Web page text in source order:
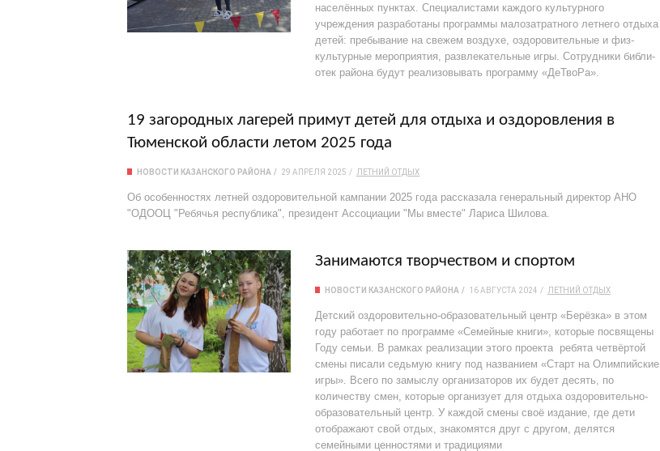
населённых пунктах. Специалистами каждого куль­турного
учреждения разработаны программы малозатратного летне­го отдыха
детей: пребывание на свежем воздухе, оздоровительные и физ­
культурные мероприятия, развле­кательные игры. Сотрудники библи­
отек района будут реализовывать программу «ДеТвоРа».
19 загородных лагерей примут детей для отдыха и оздоровления в
Тюменской области летом 2025 года
НОВОСТИ КАЗАНСКОГО РАЙОНА 29 АПРЕЛЯ 2025 ЛЕТНИЙ ОТДЫХ
Об особенностях летней оздоровительной кампании 2025 года рассказала генеральный директор АНО
"ОДООЦ "Ребячья республика", президент Ассоциации "Мы вместе" Лариса Шилова.
Занимаются творчеством и спортом
НОВОСТИ КАЗАНСКОГО РАЙОНА 16 АВГУСТА 2024 ЛЕТНИЙ ОТДЫХ
Детский оздоровительно-образовательный центр «Берёзка» в этом
году работает по программе «Семейные книги», которые посвящены
Году семьи. В рамках реализации этого проекта ребята четвёртой
смены писали седьмую книгу под названием «Старт на Олимпийские
игры». Всего по замыслу организаторов их будет десять, по
количеству смен, которые организует для отдыха оздоровительно-
образовательный центр. У каждой смены своё издание, где дети
отображают свой отдых, знакомятся друг с другом, делятся
семейными ценностями и традициями